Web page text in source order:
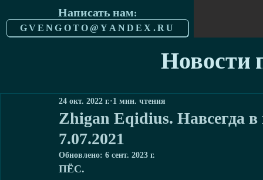
Написать нам:
GVENGOTO@YANDEX.RU
Новости
Zhigan Eqidius. Навсегда
7.07.2021
24 окт. 2022 г. 1 мин. чтения
Обновлено: 6 сент. 2023 г.
ПЁС.